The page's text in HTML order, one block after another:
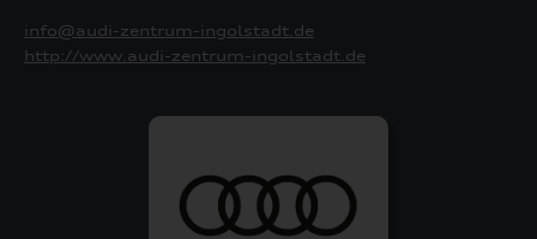
info@audi-zentrum-ingolstadt.de
http://www.audi-zentrum-ingolstadt.de